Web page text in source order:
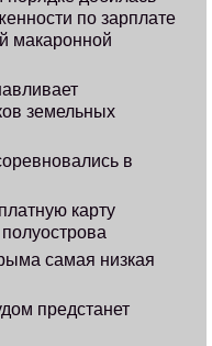
по зарплате
макаронной
земельных
в
карту
самая низкая
предстанет